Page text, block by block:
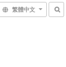
繁體中文